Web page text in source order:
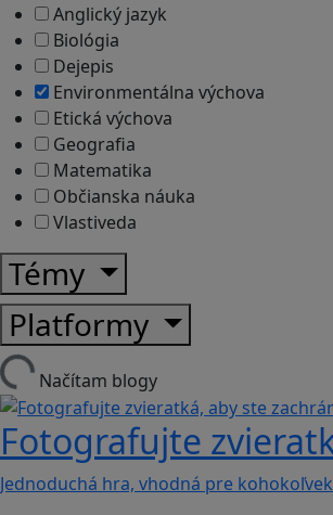
Anglický jazyk
Biológia
Dejepis
Environmentálna výchova
Etická výchova
Geografia
Matematika
Občianska náuka
Vlastiveda
Témy
Platformy
Načítam blogy
Fotografujte
Jednoduchá hra, vhodná pre